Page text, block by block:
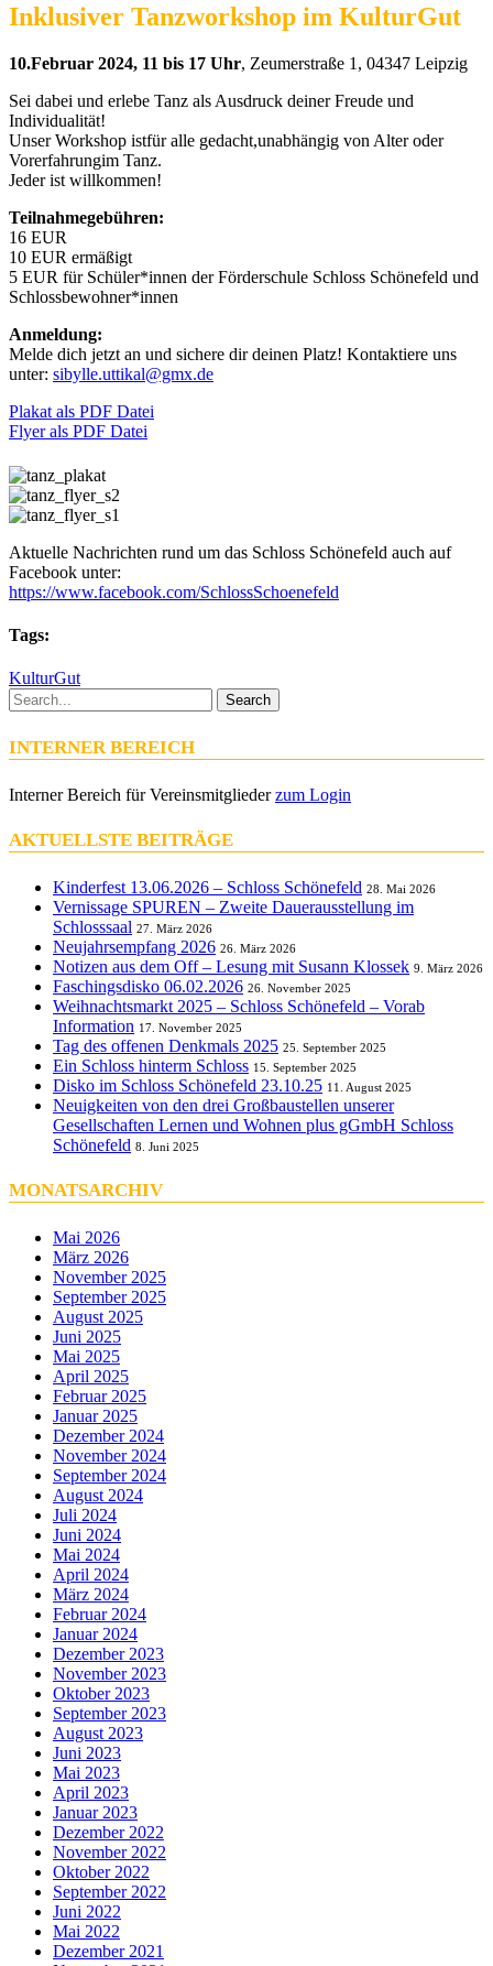
Inklusiver Tanzworkshop im KulturGut
10.Februar 2024, 11 bis 17 Uhr, Zeumerstraße 1, 04347 Leipzig
Sei dabei und erlebe Tanz als Ausdruck deiner Freude und
Individualität!
Unser Workshop istfür alle gedacht,unabhängig von Alter oder
Vorerfahrungim Tanz.
Jeder ist willkommen!
Teilnahmegebühren:
16 EUR
10 EUR ermäßigt
5 EUR für Schüler*innen der Förderschule Schloss Schönefeld und
Schlossbewohner*innen
Anmeldung:
Melde dich jetzt an und sichere dir deinen Platz! Kontaktiere uns
unter: sibylle.uttikal@gmx.de
Plakat als PDF Datei
Flyer als PDF Datei
Aktuelle Nachrichten rund um das Schloss Schönefeld auch auf
Facebook unter:
https://www.facebook.com/SchlossSchoenefeld
Tags:
KulturGut
Search
INTERNER BEREICH
Interner Bereich für Vereinsmitgliederzum Login
AKTUELLSTE BEITRÄGE
Kinderfest 13.06.2026 – Schloss Schönefeld 28. Mai 2026
Vernissage SPUREN – Zweite Dauerausstellung im
Schlosssaal 27. März 2026
Neujahrsempfang 2026 26. März 2026
Notizen aus dem Off – Lesung mit Susann Klossek 9. März 2026
Faschingsdisko 06.02.2026 26. November 2025
Weihnachtsmarkt 2025 – Schloss Schönefeld – Vorab
Information 17. November 2025
Tag des offenen Denkmals 2025 25. September 2025
Ein Schloss hinterm Schloss 15. September 2025
Disko im Schloss Schönefeld 23.10.25 11. August 2025
Neuigkeiten von den drei Großbaustellen unserer
Gesellschaften Lernen und Wohnen plus gGmbH Schloss
Schönefeld 8. Juni 2025
MONATSARCHIV
Mai 2026
März 2026
November 2025
September 2025
August 2025
Juni 2025
Mai 2025
April 2025
Februar 2025
Januar 2025
Dezember 2024
November 2024
September 2024
August 2024
Juli 2024
Juni 2024
Mai 2024
April 2024
März 2024
Februar 2024
Januar 2024
Dezember 2023
November 2023
Oktober 2023
September 2023
August 2023
Juni 2023
Mai 2023
April 2023
Januar 2023
Dezember 2022
November 2022
Oktober 2022
September 2022
Juni 2022
Mai 2022
Dezember 2021